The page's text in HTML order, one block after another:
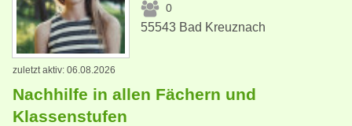
0
55543 Bad Kreuznach
zuletzt aktiv: 06.08.2026
Nachhilfe in allen Fächern und
Klassenstufen